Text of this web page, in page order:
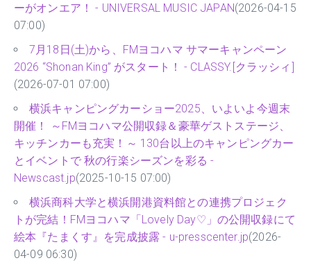
ーがオンエア！ - UNIVERSAL MUSIC JAPAN(2026-04-15
07:00)
7月18日(土)から、FMヨコハマ サマーキャンペーン
2026 “Shonan King” がスタート！ - CLASSY.[クラッシィ]
(2026-07-01 07:00)
横浜キャンピングカーショー2025、いよいよ今週末
開催！ ～FMヨコハマ公開収録＆豪華ゲストステージ、
キッチンカーも充実！～ 130台以上のキャンピングカー
とイベントで 秋の行楽シーズンを彩る -
Newscast.jp(2025-10-15 07:00)
横浜商科大学と横浜開港資料館との連携プロジェク
トが完結！FMヨコハマ「Lovely Day♡」の公開収録にて
絵本『たまくす』を完成披露 - u-presscenter.jp(2026-
04-09 06:30)